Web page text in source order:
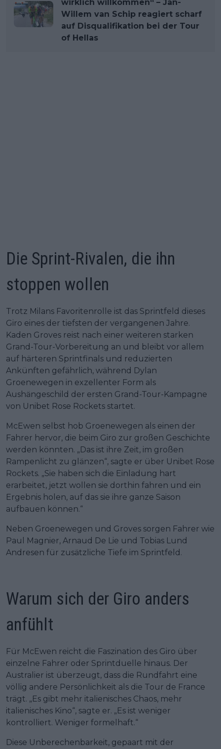
wirklich willkommen“ – Jan-
Willem van Schip reagiert scharf
auf Disqualifikation bei der Tour
of Hellas
Die Sprint-Rivalen, die ihn
stoppen wollen
Trotz Milans Favoritenrolle ist das Sprintfeld dieses
Giro eines der tiefsten der vergangenen Jahre.
Kaden Groves reist nach einer weiteren starken
Grand-Tour-Vorbereitung an und bleibt vor allem
auf härteren Sprintfinals und reduzierten
Ankünften gefährlich, während Dylan
Groenewegen in exzellenter Form als
Aushängeschild der ersten Grand-Tour-Kampagne
von Unibet Rose Rockets startet.
McEwen selbst hob Groenewegen als einen der
Fahrer hervor, die beim Giro zur großen Geschichte
werden könnten. „Das ist ihre Zeit, im großen
Rampenlicht zu glänzen“, sagte er über Unibet Rose
Rockets. „Sie haben sich die Einladung hart
erarbeitet, jetzt wollen sie dorthin fahren und ein
Ergebnis holen, auf das sie ihre ganze Saison
aufbauen können.“
Neben Groenewegen und Groves sorgen Fahrer wie
Paul Magnier, Arnaud De Lie und Tobias Lund
Andresen für zusätzliche Tiefe im Sprintfeld.
Warum sich der Giro anders
anfühlt
Für McEwen reicht die Faszination des Giro über
einzelne Fahrer oder Sprintduelle hinaus. Der
Australier ist überzeugt, dass die Rundfahrt eine
völlig andere Persönlichkeit als die Tour de France
trägt. „Es gibt mehr italienisches Chaos, mehr
italienisches Kino“, sagte er. „Es ist weniger
kontrolliert. Weniger formelhaft.“
Diese Unberechenbarkeit, gepaart mit der